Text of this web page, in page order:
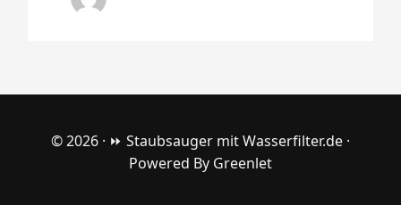
© 2026 · ⏩ Staubsauger mit Wasserfilter.de ·
Powered By Greenlet